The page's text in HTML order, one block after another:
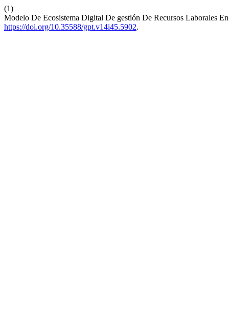
(1)
Modelo De Ecosistema Digital De gestión De Recursos Laborales
https://doi.org/10.35588/gpt.v14i45.5902.